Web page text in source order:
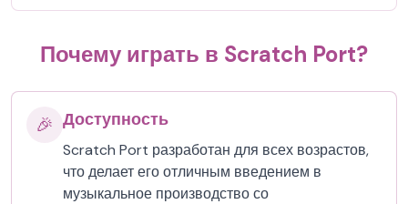
Почему играть в Scratch Port?
🎉 Доступность
Scratch Port разработан для всех возрастов,
что делает его отличным введением в
музыкальное производство со